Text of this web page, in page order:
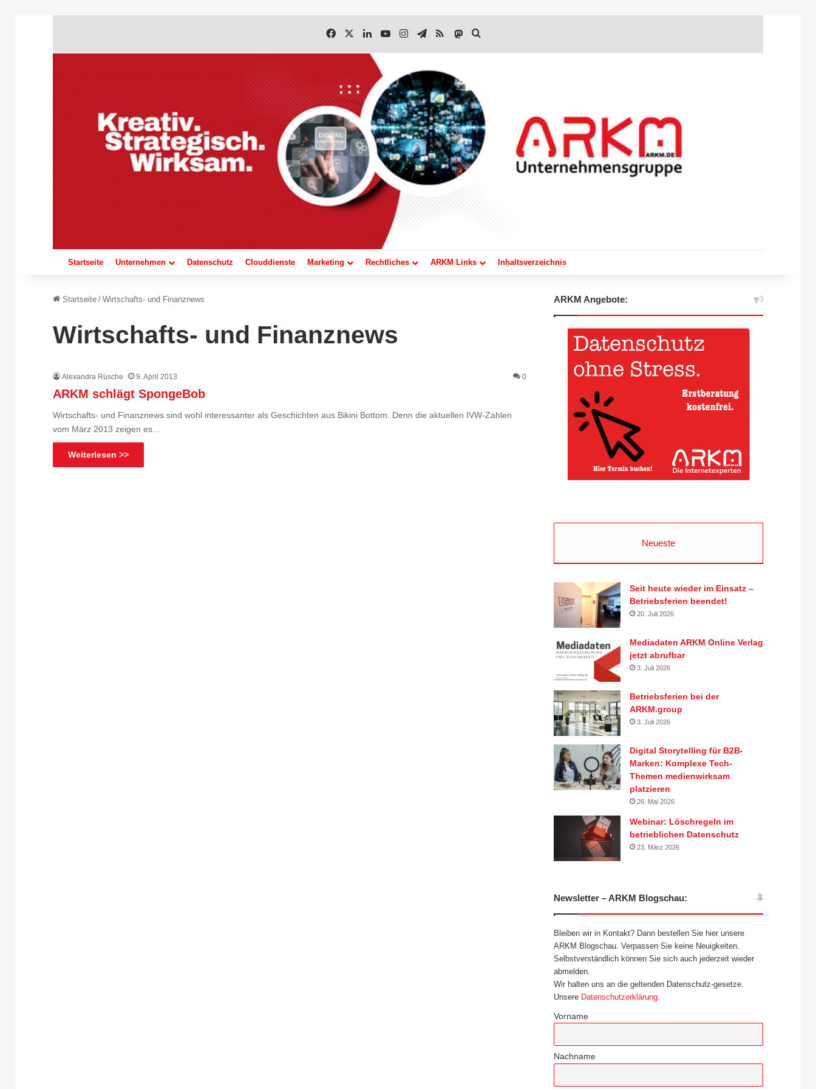
FacebookLinkedInYouTubeInstagramTelegram
RSSMastodon
Startseite Unternehmen Datenschutz Clouddienste Marketing Rechtliches ARKM Links Inhaltsverzeichnis
Startseite / Wirtschafts- und Finanznews
Wirtschafts- und Finanznews
Alexandra Rüsche 9. April 2013 0
ARKM schlägt SpongeBob
Wirtschafts- und Finanznews sind wohl interessanter als Geschichten aus Bikini Bottom. Denn die aktuellen IVW-Zahlen
vom März 2013 zeigen es…
Weiterlesen >>
ARKM Angebote:
Neueste
Seit heute wieder im Einsatz –
Betriebsferien beendet!
20. Juli 2026
Mediadaten ARKM Online Verlag
jetzt abrufbar
3. Juli 2026
Betriebsferien bei der
ARKM.group
3. Juli 2026
Digital Storytelling für B2B-
Marken: Komplexe Tech-
Themen medienwirksam
platzieren
26. Mai 2026
Webinar: Löschregeln im
betrieblichen Datenschutz
23. März 2026
Newsletter – ARKM Blogschau:
Bleiben wir in Kontakt? Dann bestellen Sie hier unsere
ARKM Blogschau. Verpassen Sie keine Neuigkeiten.
Selbstverständlich können Sie sich auch jederzeit wieder
abmelden.
Wir halten uns an die geltenden Datenschutz-gesetze.
Unsere Datenschutzerklärung
Vorname
Nachname